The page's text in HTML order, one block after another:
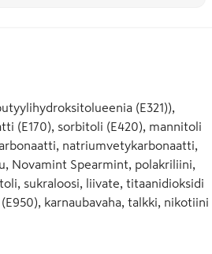
(E321)),
(E170), sorbitoli (E420), mannitoli
natriumvetykarbonaatti,
Novamint Spearmint, polakriliini,
sukraloosi, liivate, titaanidioksidi
(E950), karnaubavaha, talkki, nikotiini